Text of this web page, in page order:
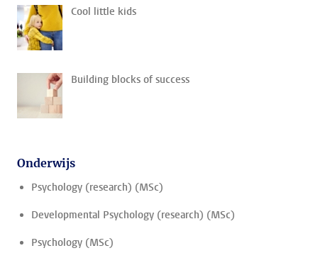
Cool little kids
Building blocks of success
Onderwijs
Psychology (research) (MSc)
Developmental Psychology (research) (MSc)
Psychology (MSc)